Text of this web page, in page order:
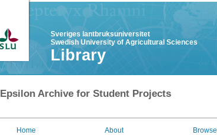
Sveriges lantbruksuniversitet
Swedish University of Agricultural Sciences
Library
Epsilon Archive for Student Projects
Home About Browse